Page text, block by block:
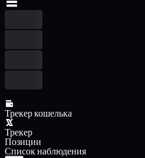
Трекер кошелька
Трекер
Позиции
Список наблюдения